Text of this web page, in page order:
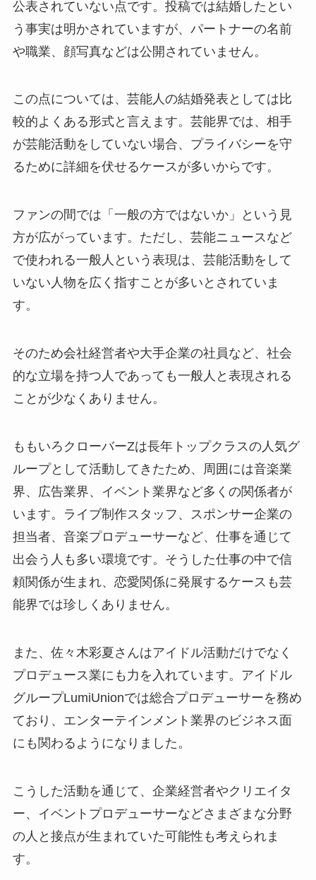
公表されていない点です。投稿では結婚したとい
う事実は明かされていますが、パートナーの名前
や職業、顔写真などは公開されていません。
この点については、芸能人の結婚発表としては比
較的よくある形式と言えます。芸能界では、相手
が芸能活動をしていない場合、プライバシーを守
るために詳細を伏せるケースが多いからです。
ファンの間では「一般の方ではないか」という見
方が広がっています。ただし、芸能ニュースなど
で使われる一般人という表現は、芸能活動をして
いない人物を広く指すことが多いとされていま
す。
そのため会社経営者や大手企業の社員など、社会
的な立場を持つ人であっても一般人と表現される
ことが少なくありません。
ももいろクローバーZは長年トップクラスの人気グ
ループとして活動してきたため、周囲には音楽業
界、広告業界、イベント業界など多くの関係者が
います。ライブ制作スタッフ、スポンサー企業の
担当者、音楽プロデューサーなど、仕事を通じて
出会う人も多い環境です。そうした仕事の中で信
頼関係が生まれ、恋愛関係に発展するケースも芸
能界では珍しくありません。
また、佐々木彩夏さんはアイドル活動だけでなく
プロデュース業にも力を入れています。アイドル
グループLumiUnionでは総合プロデューサーを務め
ており、エンターテインメント業界のビジネス面
にも関わるようになりました。
こうした活動を通じて、企業経営者やクリエイタ
ー、イベントプロデューサーなどさまざまな分野
の人と接点が生まれていた可能性も考えられま
す。